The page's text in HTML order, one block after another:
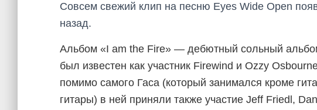
Совсем свежий клип на песню Eyes Wide Open
назад.
Альбом «I am the Fire» — дебютный сольный
был известен как участник Firewind и Ozzy
помимо самого Гаса (который занимался кроме
гитары) в ней приняли также участие Jeff Friedl,